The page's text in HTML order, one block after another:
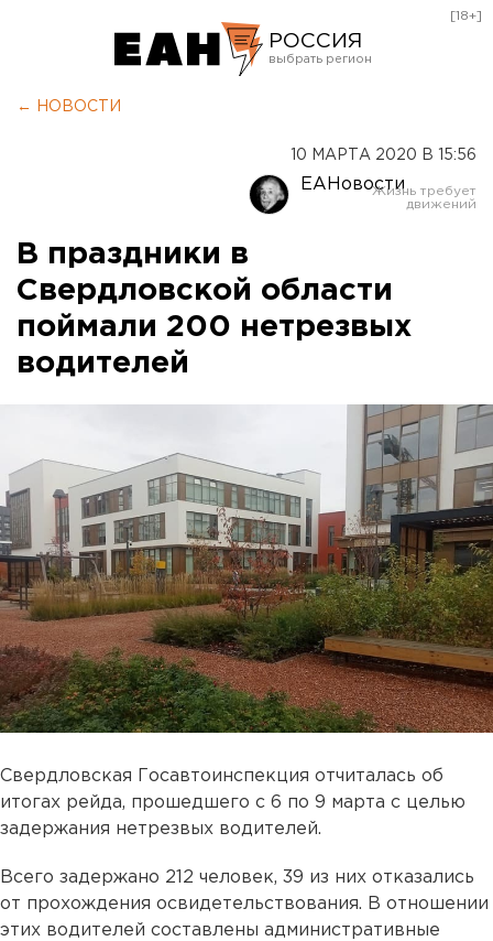
РОССИЯ
Оренбург
[18+]
← НОВОСТИ
10 МАРТА 2020 В 15:56
ЕАНовости
В праздники в
Свердловской области
поймали 200 нетрезвых
водителей
Свердловская Госавтоинспекция отчиталась об
итогах рейда, прошедшего с 6 по 9 марта с целью
задержания нетрезвых водителей.
Всего задержано 212 человек, 39 из них отказались
от прохождения освидетельствования. В отношении
этих водителей составлены административные